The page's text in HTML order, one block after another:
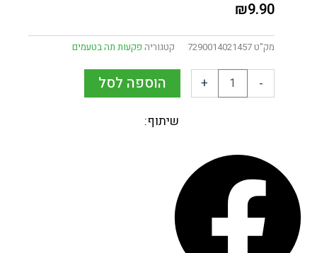
₪9.90
מק"ט7290014021457 קטגוריהפקעות תה בטעמים
הוספה לסל
שיתוף: